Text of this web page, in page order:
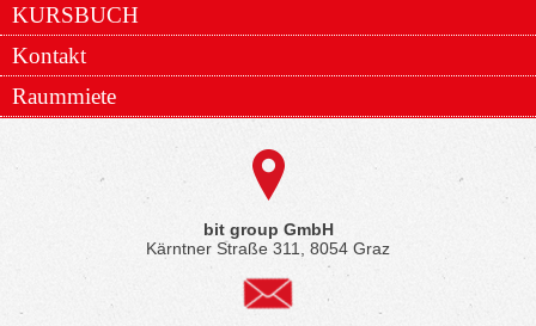
KURSBUCH
Kontakt
Raummiete
bit group GmbH
Kärntner Straße 311, 8054 Graz